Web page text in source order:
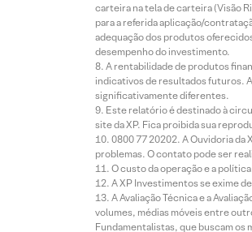
carteira na tela de carteira (Visão
para a referida aplicação/
adequação dos produtos
desempenho do investimento.
A rentabilidade de produtos
indicativos de resultados futuros.
significativamente diferentes.
Este relatório é destinado à
site da XP. Fica proibida sua
0800 77 20202. A Ouvidoria da
problemas. O contato pode ser
O custo da operação e a
A XP Investimentos se exime
A Avaliação Técnica e a
volumes, médias móveis entre
Fundamentalistas, que buscam os